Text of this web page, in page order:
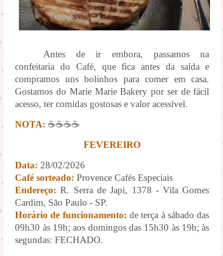
Antes de ir embora, passamos na
confeitaria do Café, que fica antes da saída e
compramos uns bolinhos para comer em casa.
Gostamos do Marie Marie Bakery por ser de fácil
acesso, ter comidas gostosas e valor acessível.
NOTA: ☕☕☕☕
FEVEREIRO
Data: 28/02/2026
Café sorteado: Provence Cafés Especiais
Endereço: R. Serra de Japi, 1378 - Vila Gomes
Cardim, São Paulo - SP.
Horário de funcionamento: de terça à sábado das
09h30 às 19h; aos domingos das 15h30 às 19h; às
segundas: FECHADO.